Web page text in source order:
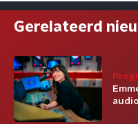
Gerelateerd